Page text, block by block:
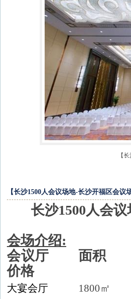
【
【长沙1500人会议场地-长沙开福区会议
长沙1500人会议
会场介绍:
会议厅 面积
价格
大宴会厅 1800